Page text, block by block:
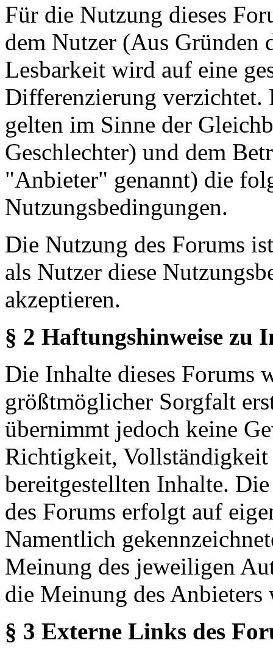
Für die Nutzung dieses
dem Nutzer (Aus Gründen
Lesbarkeit wird auf eine
Differenzierung verzichtet.
gelten im Sinne der
Geschlechter) und dem
"Anbieter" genannt) die
Nutzungsbedingungen.
Die Nutzung des Forums
als Nutzer diese
akzeptieren.
§ 2 Haftungshinweise zu
Die Inhalte dieses Forums
größtmöglicher Sorgfalt
übernimmt jedoch keine
Richtigkeit,
bereitgestellten Inhalte.
des Forums erfolgt auf
Namentlich
Meinung des jeweiligen
die Meinung des Anbieters
§ 3 Externe Links des